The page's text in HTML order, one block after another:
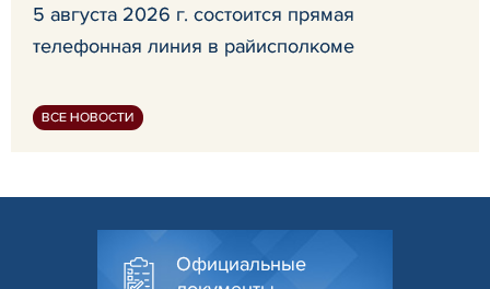
5 августа 2026 г. состоится прямая
телефонная линия в райисполкоме
ВСЕ НОВОСТИ
Официальные